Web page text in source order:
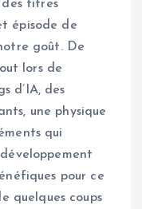
des titres
épisode de
goût. De
lors de
d’IA, des
une physique
qui
pour ce
quelques coups